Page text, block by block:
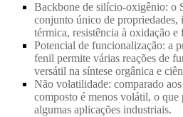
Backbone de silício-oxigênio: o
conjunto único de propriedades,
térmica, resistência à oxidação
Potencial de funcionalização: a
fenil permite várias reações de
versátil na síntese orgânica e
Não volatilidade: comparado
composto é menos volátil, o que
algumas aplicações industriais.